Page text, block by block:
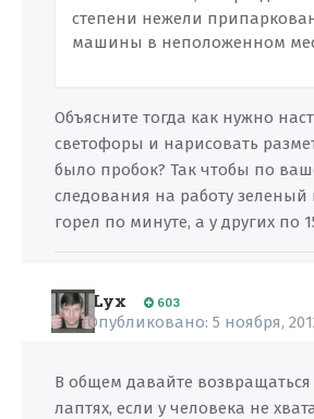
степени нежели
машины в неположенном
Объясните тогда как нужно
светофоры и нарисовать
было пробок? Так чтобы по
следования на работу зеленый
горел по минуте, а у других по
Lyx 603
Опубликовано: 5 ноября,
В общем давайте
лаптях, если у человека не